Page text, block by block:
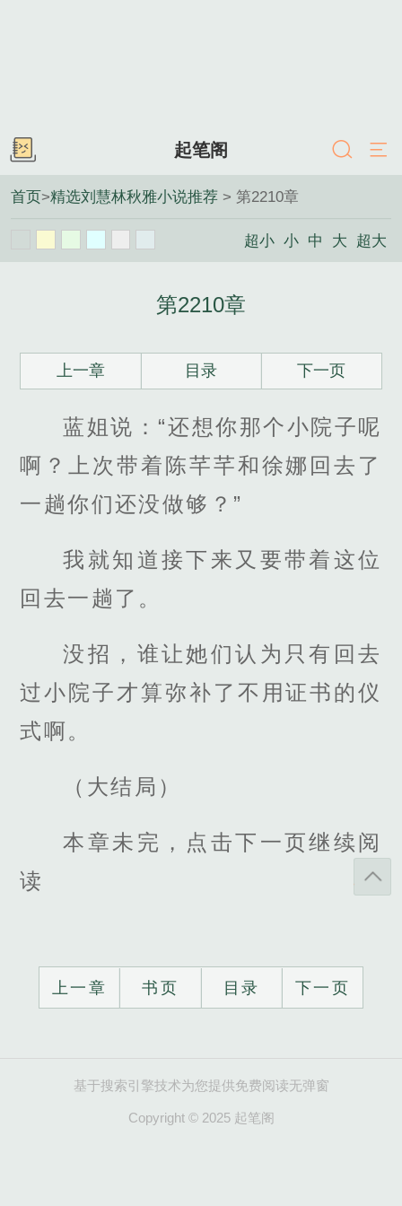
起笔阁
首页>精选刘慧林秋雅小说推荐 > 第2210章
超小 小 中 大 超大
第2210章
上一章 目录 下一页
蓝姐说：“还想你那个小院子呢
啊？上次带着陈芊芊和徐娜回去了
一趟你们还没做够？”
我就知道接下来又要带着这位
回去一趟了。
没招，谁让她们认为只有回去
过小院子才算弥补了不用证书的仪
式啊。
（大结局）
本章未完，点击下一页继续阅
读
上一章 书页 目录 下一页
基于搜索引擎技术为您提供免费阅读无弹窗
Copyright © 2025 起笔阁